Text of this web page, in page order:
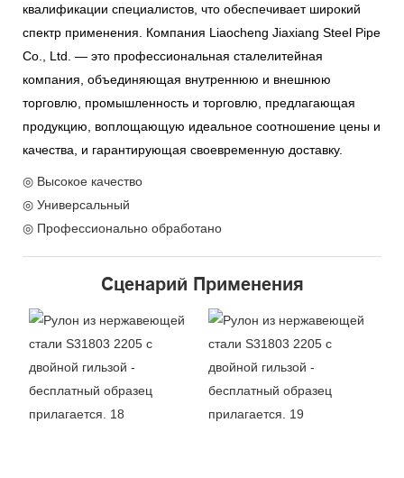
квалификации специалистов, что обеспечивает широкий
спектр применения. Компания Liaocheng Jiaxiang Steel Pipe
Co., Ltd. — это профессиональная сталелитейная
компания, объединяющая внутреннюю и внешнюю
торговлю, промышленность и торговлю, предлагающая
продукцию, воплощающую идеальное соотношение цены и
качества, и гарантирующая своевременную доставку.
◎ Высокое качество
◎ Универсальный
◎ Профессионально обработано
Сценарий Применения